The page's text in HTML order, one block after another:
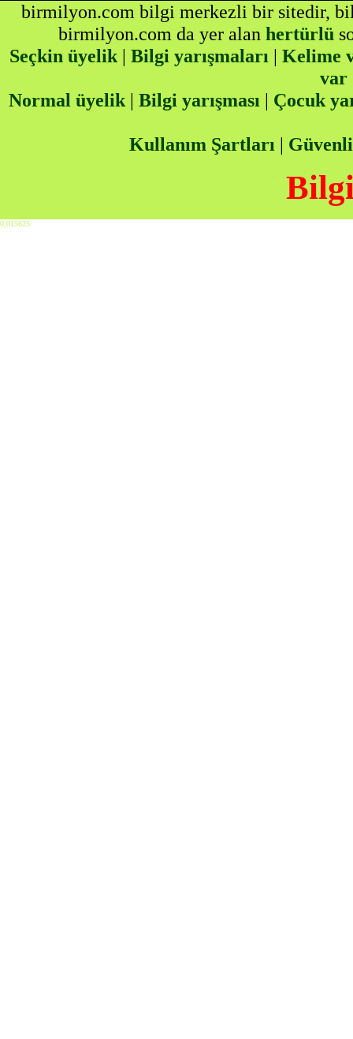
birmilyon.com bilgi merkezli bir sitedir,
birmilyon.com da yer alan hertürlü
Seçkin üyelik| Bilgi yarışmaları | Kelime
var
Normal üyelik | Bilgi yarışması | Çocuk
Kullanım Şartları |
Bilgi
0,015625